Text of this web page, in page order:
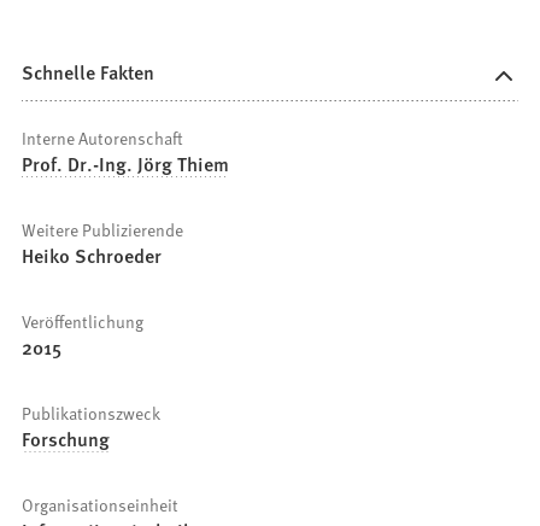
Schnelle Fakten
Interne Autorenschaft
Prof. Dr.-Ing. Jörg Thiem
Weitere Publizierende
Heiko Schroeder
Veröffentlichung
2015
Publikationszweck
Forschung
Organisationseinheit